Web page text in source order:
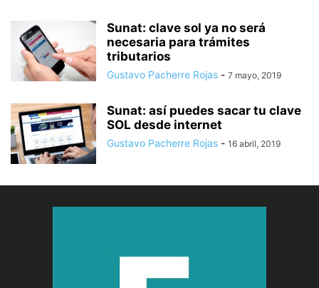
Sunat: clave sol ya no será
necesaria para trámites
tributarios
Gustavo Pacherre Rojas - 7 mayo, 2019
Sunat: así puedes sacar tu clave
SOL desde internet
Gustavo Pacherre Rojas - 16 abril, 2019